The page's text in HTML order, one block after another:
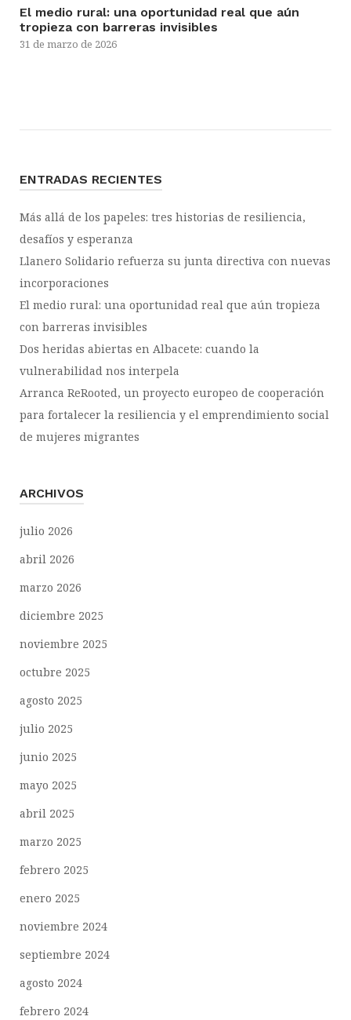
El medio rural: una oportunidad real que aún
tropieza con barreras invisibles
31 de marzo de 2026
ENTRADAS RECIENTES
Más allá de los papeles: tres historias de resiliencia,
desafíos y esperanza
Llanero Solidario refuerza su junta directiva con nuevas
incorporaciones
El medio rural: una oportunidad real que aún tropieza
con barreras invisibles
Dos heridas abiertas en Albacete: cuando la
vulnerabilidad nos interpela
Arranca ReRooted, un proyecto europeo de cooperación
para fortalecer la resiliencia y el emprendimiento social
de mujeres migrantes
ARCHIVOS
julio 2026
abril 2026
marzo 2026
diciembre 2025
noviembre 2025
octubre 2025
agosto 2025
julio 2025
junio 2025
mayo 2025
abril 2025
marzo 2025
febrero 2025
enero 2025
noviembre 2024
septiembre 2024
agosto 2024
febrero 2024